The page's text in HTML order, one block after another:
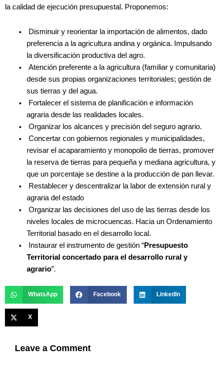
la calidad de ejecución presupuestal. Proponemos:
Disminuir y reorientar la importación de alimentos, dado
preferencia a la agricultura andina y orgánica. Impulsando
la diversificación productiva del agro.
Atención preferente a la agricultura (familiar y comunitaria)
desde sus propias organizaciones territoriales; gestión de
sus tierras y del agua.
Fortalecer el sistema de planificación e información
agraria desde las realidades locales.
Organizar los alcances y precisión del seguro agrario.
Concertar con gobiernos regionales y municipalidades,
revisar el acaparamiento y monopolio de tierras, promover
la reserva de tierras para pequeña y mediana agricultura, y
que un porcentaje se destine a la producción de pan llevar.
Restablecer y descentralizar la labor de extensión rural y
agraria del estado
Organizar las decisiones del uso de las tierras desde los
niveles locales de microcuencas. Hacia un Ordenamiento
Territorial basado en el desarrollo local.
Instaurar el instrumento de gestión “Presupuesto
Territorial concertado para el desarrollo rural y
agrario”.
WhatsApp Facebook LinkedIn
X
Leave a Comment